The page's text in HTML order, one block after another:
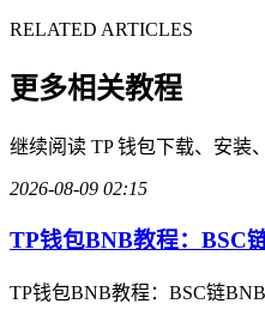
RELATED ARTICLES
更多相关教程
继续阅读 TP 钱包下载、安装
2026-08-09 02:15
TP钱包BNB教程：BSC
TP钱包BNB教程：BSC链